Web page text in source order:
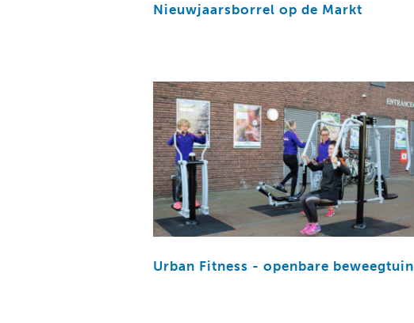
Nieuwjaarsborrel op de Markt
Urban Fitness - openbare beweegtuin